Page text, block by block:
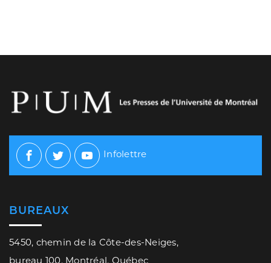
Facebook
TwitterYoutube
Infolettre
BUREAUX
5450, chemin de la Côte-des-Neiges,
bureau 100, Montréal, Québec